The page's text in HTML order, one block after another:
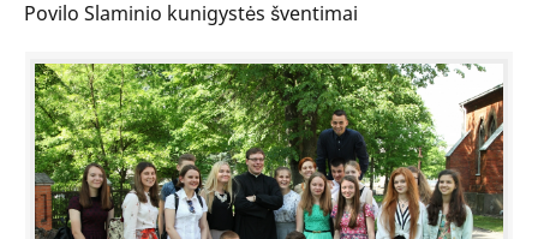
Povilo Slaminio kunigystės šventimai